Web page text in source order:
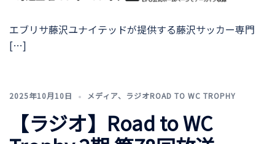
エブリサ藤沢ユナイテッドが提供する藤沢サッカー専門
[…]
2025年10月10日 メディア、 ラジオROAD TO WC TROPHY
【ラジオ】Road to WC